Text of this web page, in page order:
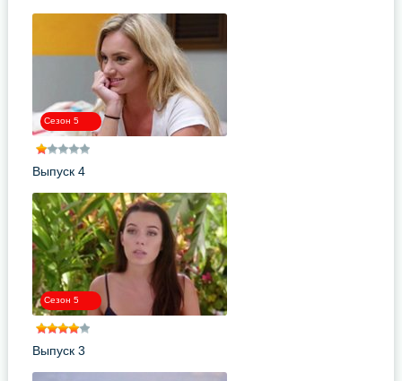
Сезон 5
Выпуск 4
Сезон 5
Выпуск 3